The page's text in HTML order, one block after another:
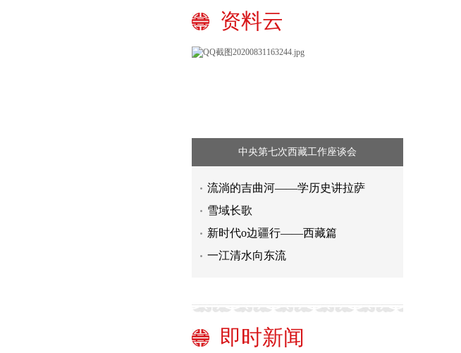
资料云
中央第七次西藏工作座谈会
流淌的吉曲河——学历史讲拉萨
雪域长歌
新时代o边疆行——西藏篇
一江清水向东流
即时新闻
认真做好巡视整改“后半篇文章”